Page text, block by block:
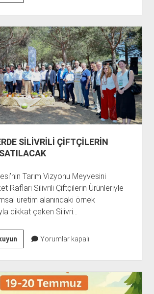
YAŞAM
KENT
SAKİNLERİ
İSYANDA
SİLİVRİLİ ÇİFTÇİLERİN
Tarım Vizyonu Meyvesini
Rafları Silivrili Çiftçilerin Ürünleriyle
üretim alanındaki örnek
dikkat çeken Silivri…
MARKETLERDE
SİLİVRİLİ
ÇİFTÇİLERİN
ÜRÜNLERİ
SATILACAK
Yorumlar kapalı